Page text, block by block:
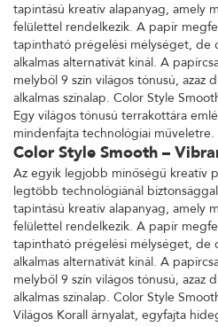
tapintású kreatív alapanyag, amely
felülettel rendelkezik. A papír
tapintható prégelési mélységet, de
alkalmas alternatívát kínál. A
melyből 9 szín világos tónusú, azaz
alkalmas színalap. Color Style
Egy világos tónusú terrakottára
mindenfajta technológiai műveletre.
Color Style Smooth –
Az egyik legjobb minőségű kreatív
legtöbb technológiánál
tapintású kreatív alapanyag, amely
felülettel rendelkezik. A papír
tapintható prégelési mélységet, de
alkalmas alternatívát kínál. A
melyből 9 szín világos tónusú, azaz
alkalmas színalap. Color Style
Világos Korall árnyalat, egyfajta